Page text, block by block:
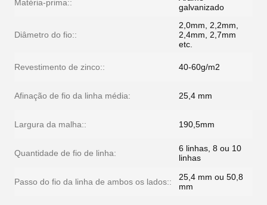
Matéria-prima::
galvanizado
Diâmetro do fio::
2,0mm, 2,2mm,
2,4mm, 2,7mm
etc.
Revestimento de zinco:: 40-60g/m2
Afinação de fio da linha média: 25,4 mm
Largura da malha:: 190,5mm
Quantidade de fio de linha:
6 linhas, 8 ou 10
linhas
Passo do fio da linha de ambos os lados::
25,4 mm ou 50,8
mm